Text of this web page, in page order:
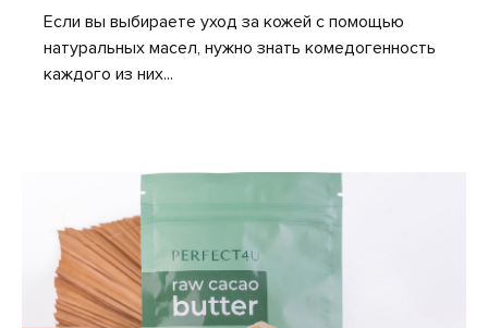
Если вы выбираете уход за кожей с помощью
натуральных масел, нужно знать комедогенность
каждого из них...